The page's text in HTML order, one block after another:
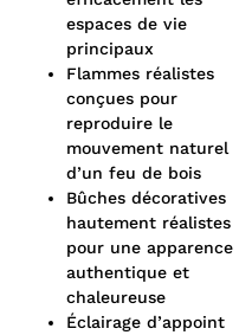
espaces de vie
principaux
Flammes réalistes
conçues pour
reproduire le
mouvement naturel
d’un feu de bois
Bûches décoratives
hautement réalistes
pour une apparence
authentique et
chaleureuse
Éclairage d’appoint